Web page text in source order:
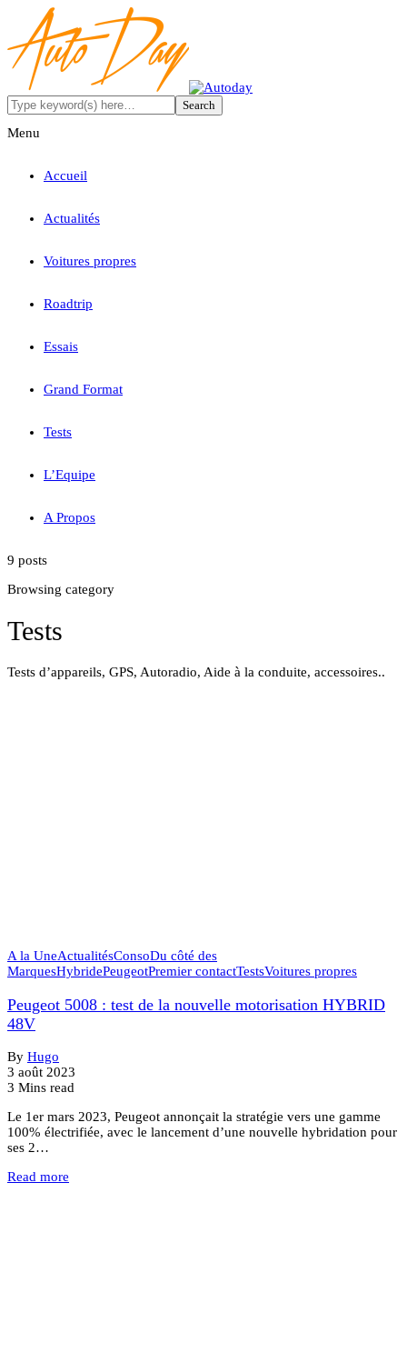
Menu
Accueil
Actualités
Voitures propres
Roadtrip
Essais
Grand Format
Tests
L’Equipe
A Propos
9 posts
Browsing category
Tests
Tests d’appareils, GPS, Autoradio, Aide à la conduite, accessoires..
A la UneActualitésConsoDu côté des
MarquesHybridePeugeotPremier contactTestsVoitures propres
Peugeot 5008 : test de la nouvelle motorisation HYBRID
48V
By Hugo
3 août 2023
3 Mins read
Le 1er mars 2023, Peugeot annonçait la stratégie vers une gamme
100% électrifiée, avec le lancement d’une nouvelle hybridation pour
ses 2…
Read more